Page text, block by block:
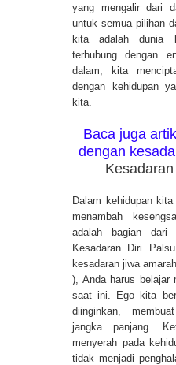
yang mengalir dari
untuk semua pilihan
kita adalah dunia
terhubung dengan
dalam, kita
dengan kehidupan
kita.
Baca juga
dengan
Dalam kehidupan
menambah
adalah bagian dari
Kesadaran Diri
kesadaran jiwa
), Anda harus belajar
saat ini. Ego kita
diinginkan,
jangka panjang.
menyerah pada
tidak menjadi